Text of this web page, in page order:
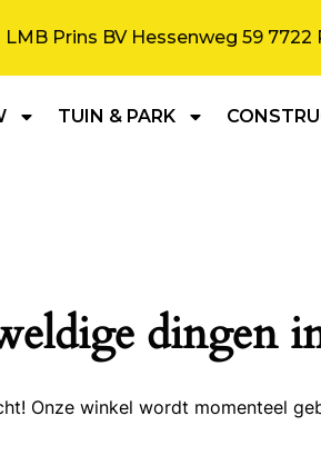
LMB Prins BV Hessenweg 59 7722
TUIN & PARK
dingen
Onze winkel wordt momenteel